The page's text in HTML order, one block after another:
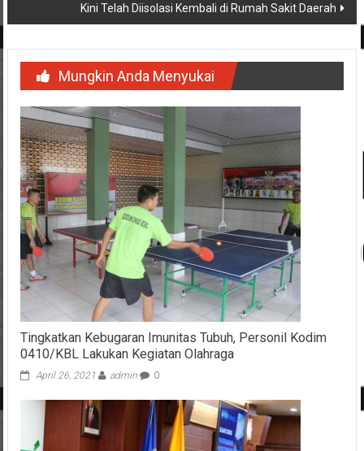
Kini Telah Diisolasi Kembali di Rumah Sakit Daerah
Mungkin Anda Menyukai
Tingkatkan Kebugaran Imunitas Tubuh, Personil Kodim
0410/KBL Lakukan Kegiatan Olahraga
April 26, 2021 admin 0